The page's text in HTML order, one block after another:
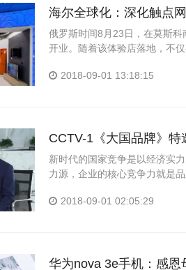
海尔全球化：深化触点
俄罗斯时间8月23日，在莫斯
开业。随着该体验店落地，不
夫、克拉斯...
2018-09-01 13:18:15
CCTV-1《大国品牌》
新时代的国家竞争是以经济实
力源，企业的核心竞争力就是
品...2018-09-01 02:05:29
华为nova 3e手机：感恩